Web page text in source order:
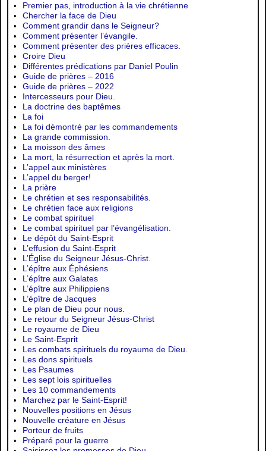
Premier pas, introduction à la vie chrétienne
Chercher la face de Dieu
Comment grandir dans le Seigneur?
Comment présenter l’évangile.
Comment présenter des prières efficaces.
Croire Dieu
Différentes prédications par Daniel Poulin
Guide de prières – 2016
Guide de prières – 2022
Intercesseurs pour Dieu.
La doctrine des baptêmes
La foi
La foi démontré par les commandements
La grande commission.
La moisson des âmes
La mort, la résurrection et après la mort.
L’appel aux ministères
L’appel du berger!
La prière
Le chrétien et ses responsabilités.
Le chrétien face aux religions
Le combat spirituel
Le combat spirituel par l’évangélisation.
Le dépôt du Saint-Esprit
L’effusion du Saint-Esprit
L’Église du Seigneur Jésus-Christ.
L’épître aux Éphésiens
L’épître aux Galates
L’épître aux Philippiens
L’épître de Jacques
Le plan de Dieu pour nous.
Le retour du Seigneur Jésus-Christ
Le royaume de Dieu
Le Saint-Esprit
Les combats spirituels du royaume de Dieu.
Les dons spirituels
Les Psaumes
Les sept lois spirituelles
Les 10 commandements
Marchez par le Saint-Esprit!
Nouvelles positions en Jésus
Nouvelle créature en Jésus
Porteur de fruits
Préparé pour la guerre